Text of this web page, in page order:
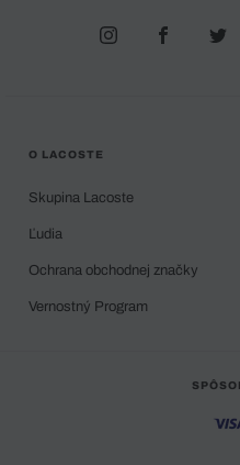
O LACOSTE
Skupina Lacoste
Ľudia
Ochrana obchodnej značky
Vernostný Program